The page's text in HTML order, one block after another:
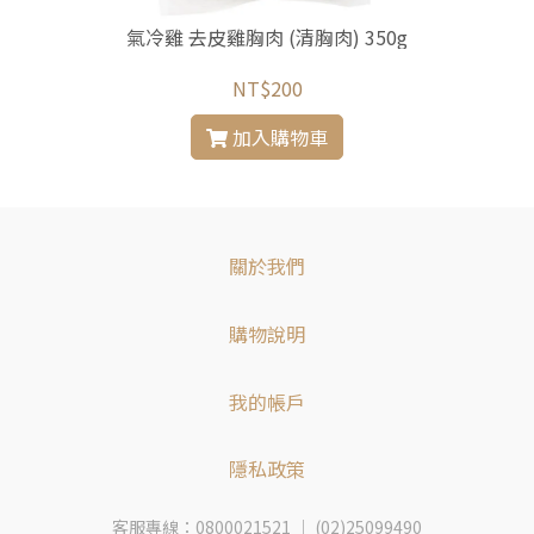
氣冷雞 去皮雞胸肉 (清胸肉) 350g
NT$200
加入購物車
關於我們
購物說明
我的帳戶
隱私政策
客服專線：0800021521 ｜ (02)25099490